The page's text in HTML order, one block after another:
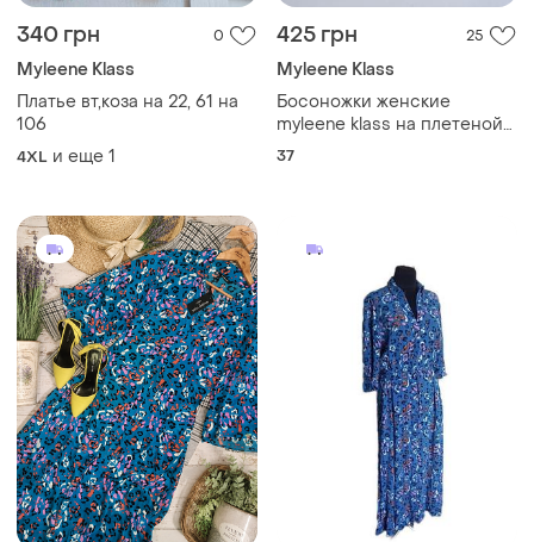
340 грн 0
Myleene Klass
Платье вт,коза на 22, 61 на
106
4XL и еще 1
425 грн 25
Myleene Klass
Босоножки женские
myleene klass на плетеной
танкетке бежевые с
37